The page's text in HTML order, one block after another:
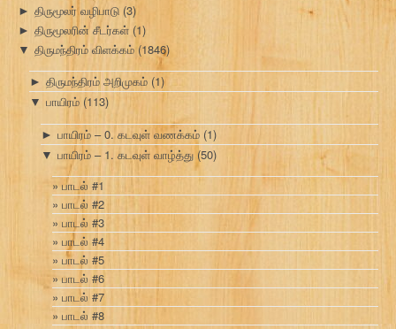
► திருமூலர் வழிபாடு (3)
► திருமூலரின் சீடர்கள் (1)
▼ திருமந்திரம் விளக்கம் (1846)
► திருமந்திரம் அறிமுகம் (1)
▼ பாயிரம் (113)
► பாயிரம் – 0. கடவுள் வணக்கம் (1)
▼ பாயிரம் – 1. கடவுள் வாழ்த்து (50)
பாடல் #1
பாடல் #2
பாடல் #3
பாடல் #4
பாடல் #5
பாடல் #6
பாடல் #7
பாடல் #8